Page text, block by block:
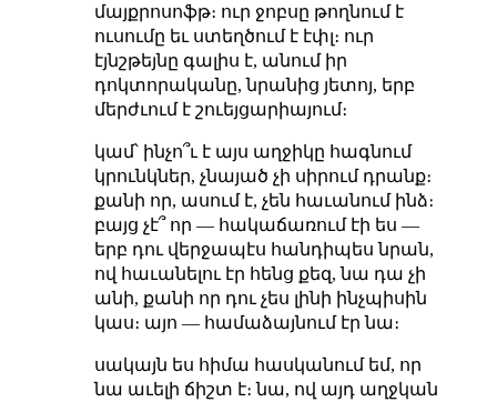
մայքրոսոֆթ։ ուր ջոբսը թողնում է
ուսումը եւ ստեղծում է էփլ։ ուր
էյնշթեյնը գալիս է, անում իր
դոկտորականը, նրանից յետոյ, երբ
մերժւում է շուեյցարիայում։
կամ՝ ինչո՞ւ է այս աղջիկը հագնում
կրունկներ, չնայած չի սիրում դրանք։
քանի որ, ասում է, չեն հաւանում ինձ։
բայց չէ՞ որ — հակաճառում էի ես —
երբ դու վերջապէս հանդիպես նրան,
ով հաւանելու էր հենց քեզ, նա դա չի
անի, քանի որ դու չես լինի ինչպիսին
կաս։ այո — համաձայնում էր նա։
սակայն ես հիմա հասկանում եմ, որ
նա աւելի ճիշտ է։ նա, ով այդ աղջկան